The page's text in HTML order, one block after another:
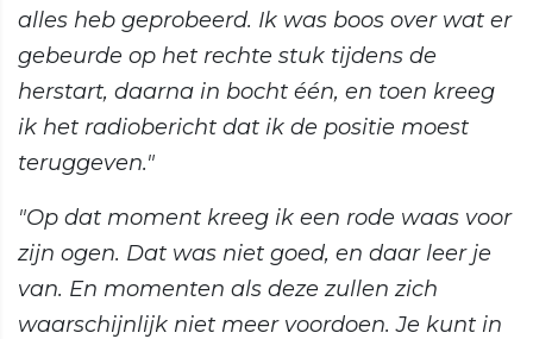
alles heb geprobeerd. Ik was boos over wat er
gebeurde op het rechte stuk tijdens de
herstart, daarna in bocht één, en toen kreeg
ik het radiobericht dat ik de positie moest
teruggeven."
"Op dat moment kreeg ik een rode waas voor
zijn ogen. Dat was niet goed, en daar leer je
van. En momenten als deze zullen zich
waarschijnlijk niet meer voordoen. Je kunt in